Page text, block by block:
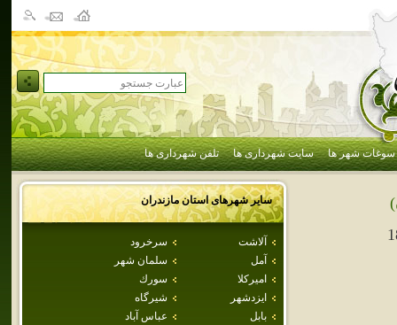
سوغات شهر ها سایت شهرداری ها تلفن شهرداری ها
سایر شهرهای استانمازندران
آلاشت
سرخرود
آمل
سلمان شهر
اميركلا
سورك
ايزدشهر
شيرگاه
بابل
عباس آباد